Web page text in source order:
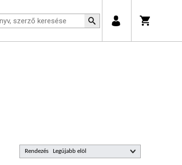
Rendezés